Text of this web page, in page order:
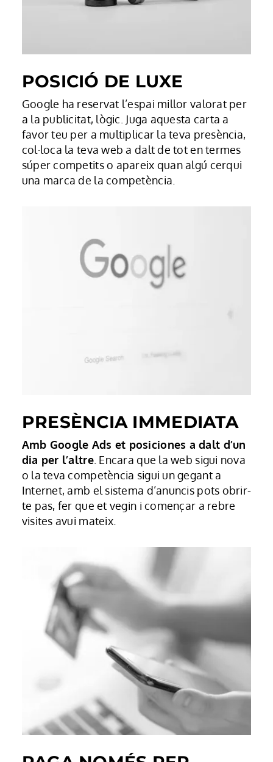
POSICIÓ DE LUXE
Google ha reservat l’espai millor valorat per
a la publicitat, lògic. Juga aquesta carta a
favor teu per a multiplicar la teva presència,
col·loca la teva web a dalt de tot en termes
súper competits o apareix quan algú cerqui
una marca de la competència.
PRESÈNCIA IMMEDIATA
Amb Google Ads et posiciones a dalt d’un
dia per l’altre. Encara que la web sigui nova
o la teva competència sigui un gegant a
Internet, amb el sistema d’anuncis pots obrir-
te pas, fer que et vegin i començar a rebre
visites avui mateix.